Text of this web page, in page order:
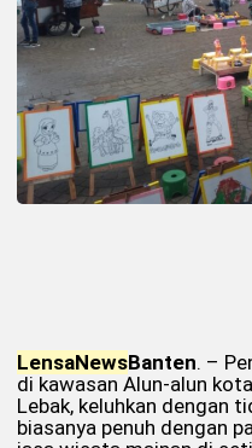
LensaNewsBanten. –
di kawasan Alun-alun
Lebak, keluhkan dengan
biasanya penuh dengan